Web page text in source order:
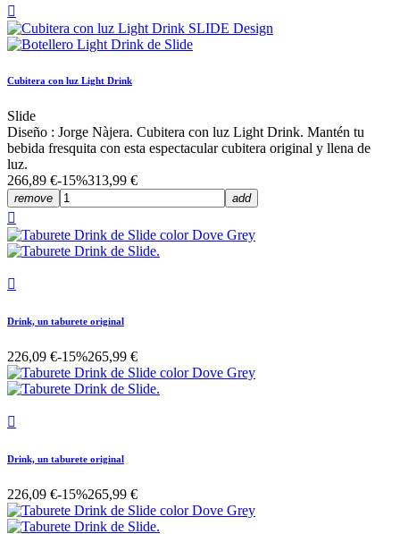

Cubitera con luz Light Drink
Slide
Diseño : Jorge Nàjera. Cubitera con luz Light Drink. Mantén tu
bebida fresquita con esta espectacular cubitera original y llena de
luz.
266,89 €-15%313,99 €
remove add


Drink, un taburete original
226,09 €-15%265,99 €

Drink, un taburete original
226,09 €-15%265,99 €